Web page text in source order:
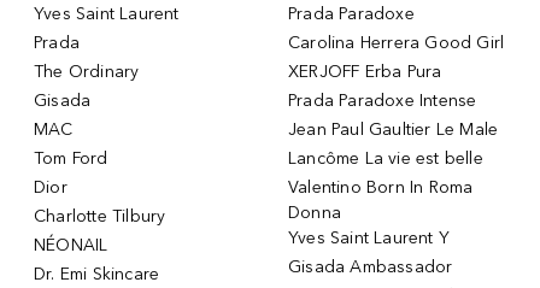
Yves Saint Laurent
Prada
The Ordinary
Gisada
MAC
Tom Ford
Dior
Charlotte Tilbury
NÉONAIL
Dr. Emi Skincare
Prada Paradoxe
Carolina Herrera Good Girl
XERJOFF Erba Pura
Prada Paradoxe Intense
Jean Paul Gaultier Le Male
Lancôme La vie est belle
Valentino Born In Roma
Donna
Yves Saint Laurent Y
Gisada Ambassador